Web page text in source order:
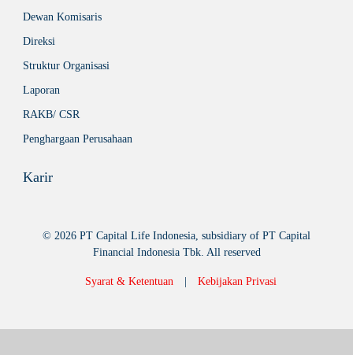
Dewan Komisaris
Direksi
Struktur Organisasi
Laporan
RAKB/ CSR
Penghargaan Perusahaan
Karir
© 2026 PT Capital Life Indonesia, subsidiary of PT Capital
Financial Indonesia Tbk. All reserved
Syarat & Ketentuan Kebijakan Privasi